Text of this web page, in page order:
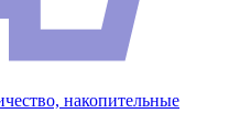
накопительные